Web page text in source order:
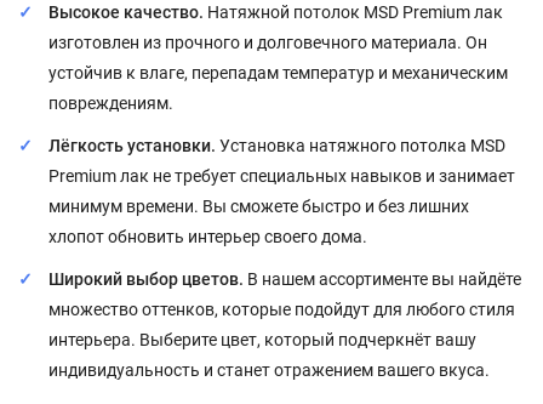
Высокое качество. Натяжной потолок MSD Premium лак
изготовлен из прочного и долговечного материала. Он
устойчив к влаге, перепадам температур и механическим
повреждениям.
Лёгкость установки. Установка натяжного потолка MSD
Premium лак не требует специальных навыков и занимает
минимум времени. Вы сможете быстро и без лишних
хлопот обновить интерьер своего дома.
Широкий выбор цветов. В нашем ассортименте вы найдёте
множество оттенков, которые подойдут для любого стиля
интерьера. Выберите цвет, который подчеркнёт вашу
индивидуальность и станет отражением вашего вкуса.